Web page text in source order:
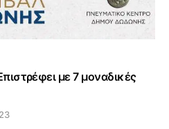
με 7 μοναδικές